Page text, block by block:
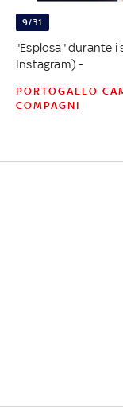
9/31
"Esplosa" durante i
Instagram) -
PORTOGALLO CAMPIONE, CR7 KO SCATENA I
COMPAGNI